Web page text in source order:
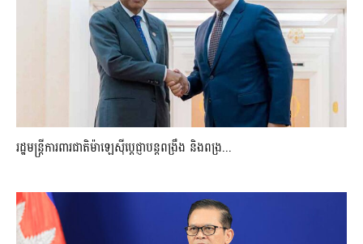
រដ្ឋមន្ត្រីការពារជាតិម៉ាឡេស៊ីប្ដេជ្ញាបន្តពង្រឹង និងពង្រ...